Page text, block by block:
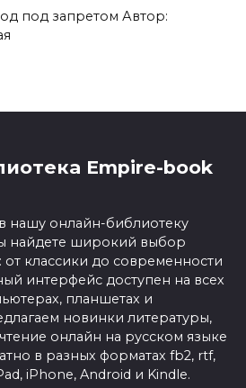
под запретом Автор:
Empire-book
нашу онлайн-библиотеку
найдете широкий выбор
классики до современности
интерфейс доступен на всех
планшетах и
новинки литературы,
онлайн на русском языке
в разных форматах fb2, rtf,
iPhone, Android и Kindle.